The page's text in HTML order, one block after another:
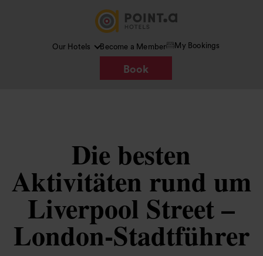
Our Hotels Become a Member My Bookings
Book
Die besten
Aktivitäten rund um
Liverpool Street –
London-Stadtführer